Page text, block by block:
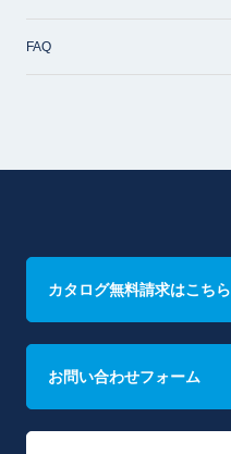
FAQ
カタログ無料請求はこちら
お問い合わせフォーム